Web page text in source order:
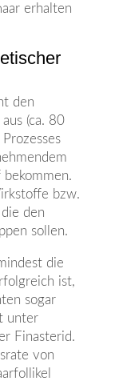
erhalten
den
(ca. 80
bekommen.
bzw.
den
sollen.
die
ist,
sogar
unter
Finasterid.
von